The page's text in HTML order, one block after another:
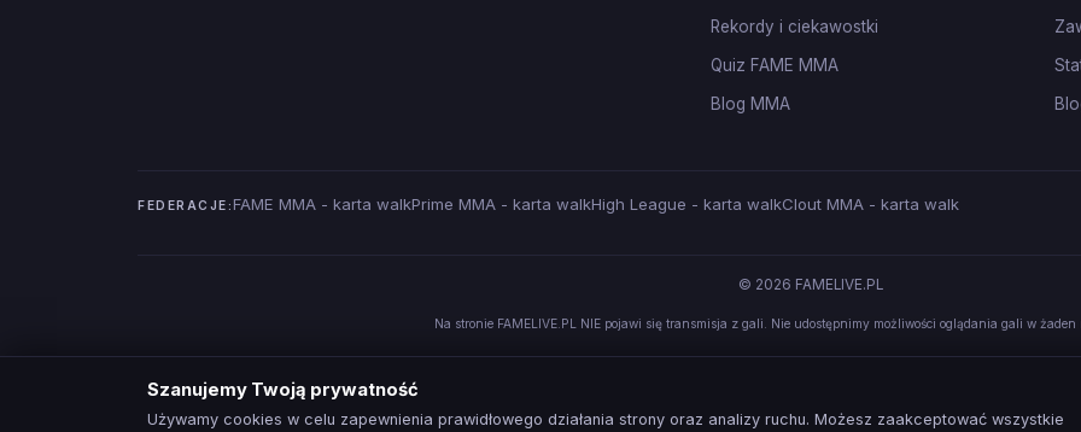
Rekordy i ciekawostki
Quiz FAME MMA
Blog MMA
FEDERACJE: FAME MMA - karta walkPrime MMA - karta walkHigh League - karta walkClout MMA - karta walk
© 2026 FAMELIVE.PL
Na stronie FAMELIVE.PL NIE pojawi się transmisja z gali. Nie udostępnimy możliwości oglądania gali w żaden
Szanujemy Twoją prywatność
Używamy cookies w celu zapewnienia prawidłowego działania strony oraz analizy ruchu. Możesz zaakceptować wszystkie